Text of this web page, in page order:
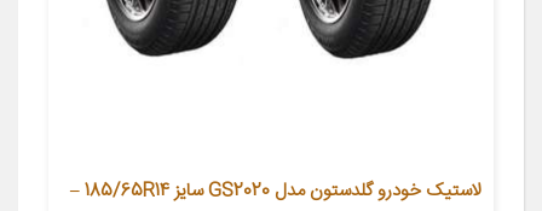
لاستیک خودرو گلدستون مدل GS2020 سایز 185/65R14 –